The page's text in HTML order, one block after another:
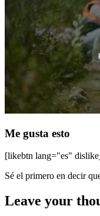
Me gusta esto
[likebtn lang="es"
Sé el primero en decir
Leave your